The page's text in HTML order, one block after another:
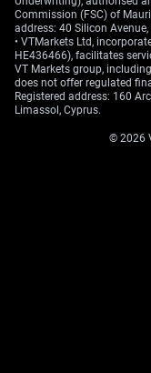
Commission (FSC) of
address: 40 Silicon
• VTMarkets Ltd,
HE436466), facilitates
VT Markets group,
does not offer regulated
Registered address: 160
Limassol, Cyprus.
© 2026